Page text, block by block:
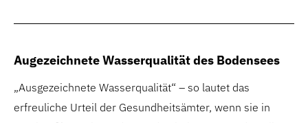
Augezeichnete Wasserqualität des Bodensees
„Ausgezeichnete Wasserqualität“ – so lautet das
erfreuliche Urteil der Gesundheitsämter, wenn sie in